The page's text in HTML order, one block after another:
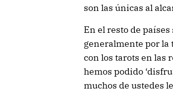
son las únicas al
En el resto de
generalmente por la
con los tarots en las
hemos podido
muchos de ustedes